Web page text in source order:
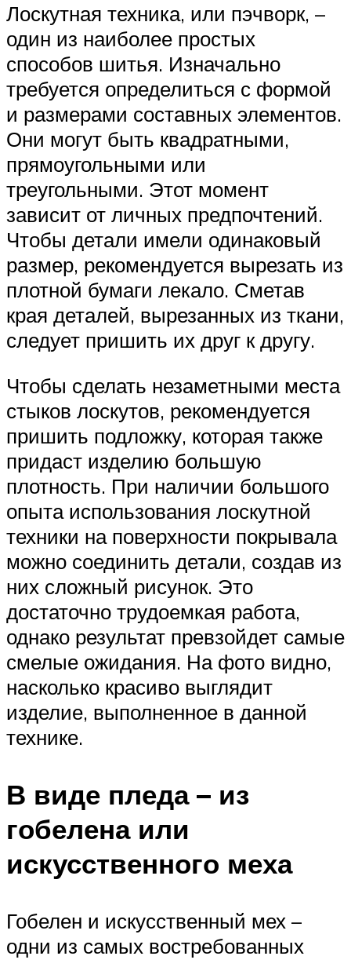
Лоскутная техника, или пэчворк, –
один из наиболее простых
способов шитья. Изначально
требуется определиться с формой
и размерами составных элементов.
Они могут быть квадратными,
прямоугольными или
треугольными. Этот момент
зависит от личных предпочтений.
Чтобы детали имели одинаковый
размер, рекомендуется вырезать из
плотной бумаги лекало. Сметав
края деталей, вырезанных из ткани,
следует пришить их друг к другу.
Чтобы сделать незаметными места
стыков лоскутов, рекомендуется
пришить подложку, которая также
придаст изделию большую
плотность. При наличии большого
опыта использования лоскутной
техники на поверхности покрывала
можно соединить детали, создав из
них сложный рисунок. Это
достаточно трудоемкая работа,
однако результат превзойдет самые
смелые ожидания. На фото видно,
насколько красиво выглядит
изделие, выполненное в данной
технике.
В виде пледа – из
гобелена или
искусственного меха
Гобелен и искусственный мех –
одни из самых востребованных